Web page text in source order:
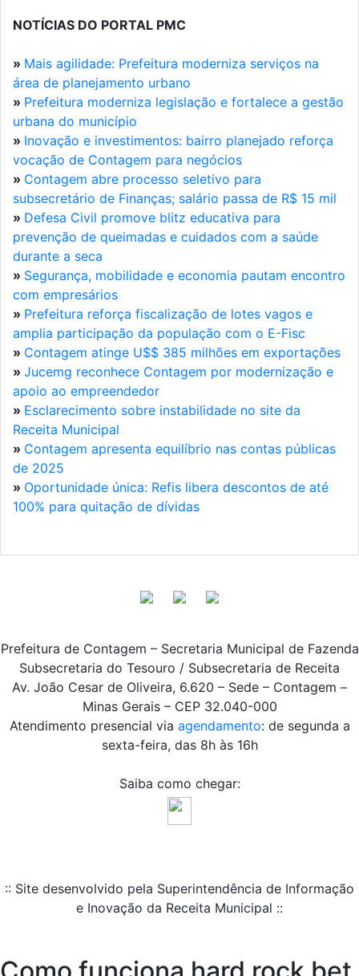
NOTÍCIAS DO PORTAL PMC
» Mais agilidade: Prefeitura moderniza serviços na
área de planejamento urbano
» Prefeitura moderniza legislação e fortalece a gestão
urbana do município
» Inovação e investimentos: bairro planejado reforça
vocação de Contagem para negócios
» Contagem abre processo seletivo para
subsecretário de Finanças; salário passa de R$ 15 mil
» Defesa Civil promove blitz educativa para
prevenção de queimadas e cuidados com a saúde
durante a seca
» Segurança, mobilidade e economia pautam encontro
com empresários
» Prefeitura reforça fiscalização de lotes vagos e
amplia participação da população com o E-Fisc
» Contagem atinge U$$ 385 milhões em exportações
» Jucemg reconhece Contagem por modernização e
apoio ao empreendedor
» Esclarecimento sobre instabilidade no site da
Receita Municipal
» Contagem apresenta equilíbrio nas contas públicas
de 2025
» Oportunidade única: Refis libera descontos de até
100% para quitação de dívidas
Prefeitura de Contagem – Secretaria Municipal de Fazenda
Subsecretaria do Tesouro / Subsecretaria de Receita
Av. João Cesar de Oliveira, 6.620 – Sede – Contagem –
Minas Gerais – CEP 32.040-000
Atendimento presencial via agendamento: de segunda a
sexta-feira, das 8h às 16h
Saiba como chegar:
:: Site desenvolvido pela Superintendência de Informação
e Inovação da Receita Municipal ::